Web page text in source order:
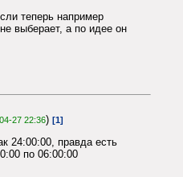
теперь например
выберает, а по идее он
27 22:36) [1]
24:00:00, правда есть
по 06:00:00